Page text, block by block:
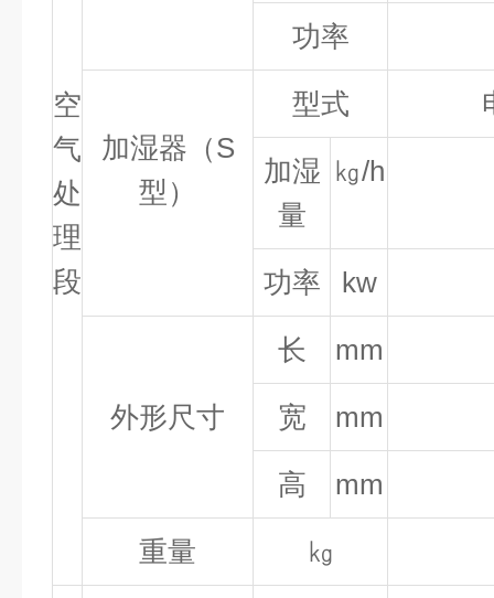
空
气
处
理
段
功率
加湿器（S
型）
型式
加湿
量
㎏/h
功率 kw
外形尺寸
长 mm
宽 mm
高 mm
重量 ㎏